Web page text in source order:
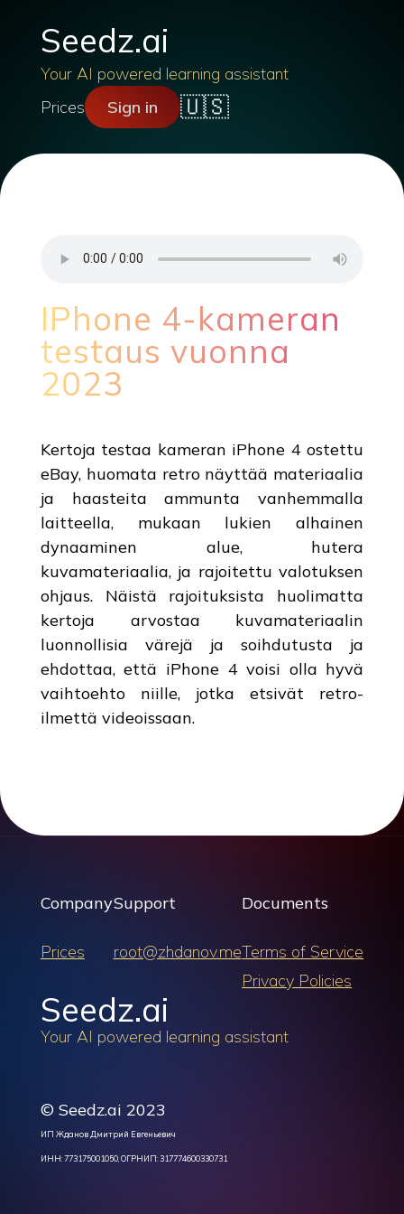
Seedz.ai
Your AI powered learning assistant
Prices
Sign in 🇺🇸
IPhone 4-kameran
testaus vuonna
2023
Kertoja testaa kameran iPhone 4 ostettu
eBay, huomata retro näyttää materiaalia
ja haasteita ammunta vanhemmalla
laitteella, mukaan lukien alhainen
dynaaminen alue, hutera
kuvamateriaalia, ja rajoitettu valotuksen
ohjaus. Näistä rajoituksista huolimatta
kertoja arvostaa kuvamateriaalin
luonnollisia värejä ja soihdutusta ja
ehdottaa, että iPhone 4 voisi olla hyvä
vaihtoehto niille, jotka etsivät retro-
ilmettä videoissaan.
Company
Prices
Support
root@zhdanov.me
Documents
Terms of Service
Privacy Policies
Seedz.ai
Your AI powered learning assistant
© Seedz.ai 2023
ИП Жданов Дмитрий Евгеньевич
ИНН: 773175001050, ОГРНИП: 317774600330731